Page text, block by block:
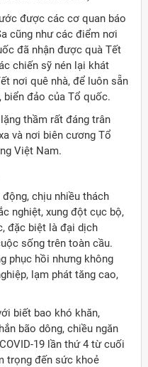
được các cơ quan báo
cũng như các điểm nơi
đã nhận được quà Tết
chiến sỹ nén lại khát
nơi quê nhà, để luôn sẵn
biển đảo của Tổ quốc.
thầm rất đáng trân
và nơi biên cương Tổ
Việt Nam.
chịu nhiều thách
nghiệt, xung đột cục bộ,
đặc biệt là đại dịch
sống trên toàn cầu.
phục hồi nhưng không
lạm phát tăng cao,
biết bao khó khăn,
bão dông, chiều ngăn
19 lần thứ 4 từ cuối
trọng đến sức khoẻ